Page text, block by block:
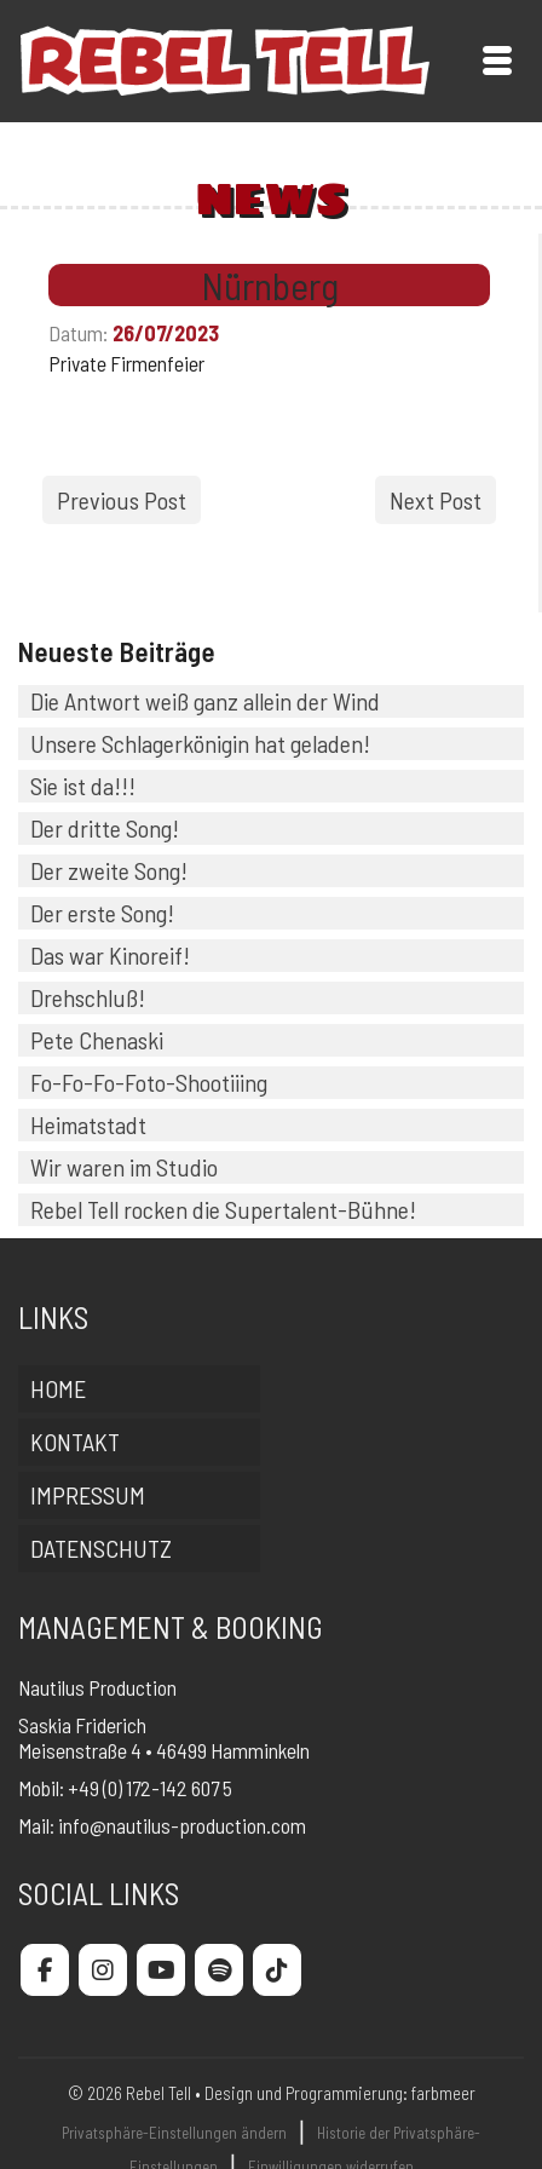
NEWS
Nürnberg
Datum: 26/07/2023
Private Firmenfeier
Previous Post Next Post
Neueste Beiträge
Die Antwort weiß ganz allein der Wind
Unsere Schlagerkönigin hat geladen!
Sie ist da!!!
Der dritte Song!
Der zweite Song!
Der erste Song!
Das war Kinoreif!
Drehschluß!
Pete Chenaski
Fo-Fo-Fo-Foto-Shootiiing
Heimatstadt
Wir waren im Studio
Rebel Tell rocken die Supertalent-Bühne!
LINKS
HOME
KONTAKT
IMPRESSUM
DATENSCHUTZ
MANAGEMENT & BOOKING
Nautilus Production
Saskia Friderich
Meisenstraße 4 • 46499 Hamminkeln
Mobil: +49 (0) 172-142 607 5
Mail: info@nautilus-production.com
SOCIAL LINKS
© 2026 Rebel Tell • Design und Programmierung: farbmeer
Privatsphäre-Einstellungen ändern ❘
Historie der Privatsphäre-
❘